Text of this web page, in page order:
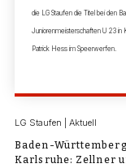
die LG Staufen die Titel bei den
Juniorenmeisterschaften U 23 in
Patrick Hess im Speerwerfen.
LG Staufen | Aktuell
Baden-
Karlsruhe: Zellner